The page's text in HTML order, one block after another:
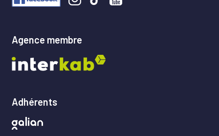
Agence membre
Adhérents